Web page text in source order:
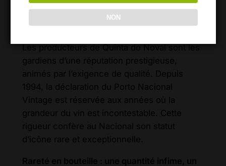
l’excellence
Les producteurs de Quinta do Noval sont les
gardiens d’une réputation prestigieuse,
animés par l’exigence de qualité. Depuis
1994, la déclaration du Porto Nacional
Vintage est réservée aux années où la
grandeur du vin est incontestable. Cette
rigueur confère au Nacional son statut
d’icône rare et exceptionnelle.
Rareté en bouteille : une quantité infime, un
NON